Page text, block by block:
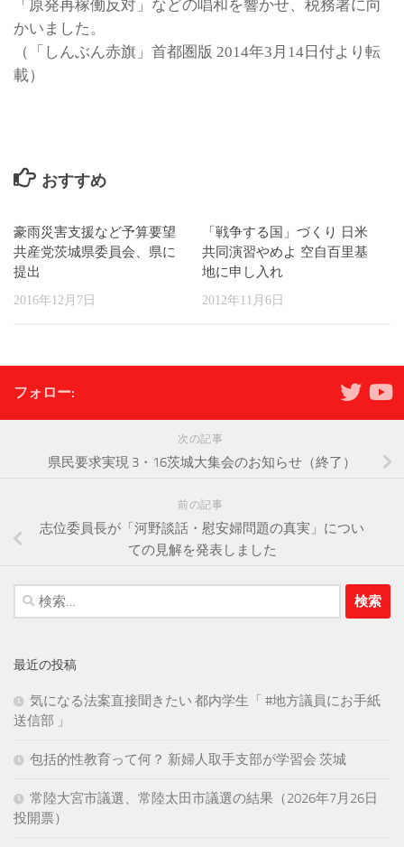
「原発再稼働反対」などの唱和を響かせ、税務署に向
かいました。
（「しんぶん赤旗」首都圏版 2014年3月14日付より転
載）
おすすめ
豪雨災害支援など予算要望
共産党茨城県委員会、県に
提出
2016年12月7日
「戦争する国」づくり 日米
共同演習やめよ 空自百里基
地に申し入れ
2012年11月6日
フォロー:
次の記事
県民要求実現 3・16茨城大集会のお知らせ（終了）
前の記事
志位委員長が「河野談話・慰安婦問題の真実」につい
ての見解を発表しました
検
索:
最近の投稿
気になる法案直接聞きたい 都内学生「 #地方議員にお手紙
送信部 」
包括的性教育って何？ 新婦人取手支部が学習会 茨城
常陸大宮市議選、常陸太田市議選の結果（2026年7月26日
投開票）